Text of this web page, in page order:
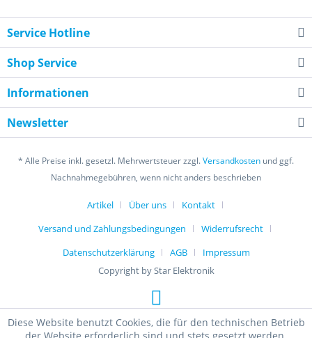
Service Hotline
Shop Service
Informationen
Newsletter
* Alle Preise inkl. gesetzl. Mehrwertsteuer zzgl.Versandkosten und ggf.
Nachnahmegebühren, wenn nicht anders beschrieben
Artikel Über uns
Kontakt
Versand und Zahlungsbedingungen
Widerrufsrecht
Datenschutzerklärung
AGB
Impressum
Copyright by Star Elektronik
Diese Website benutzt Cookies, die für den technischen Betrieb